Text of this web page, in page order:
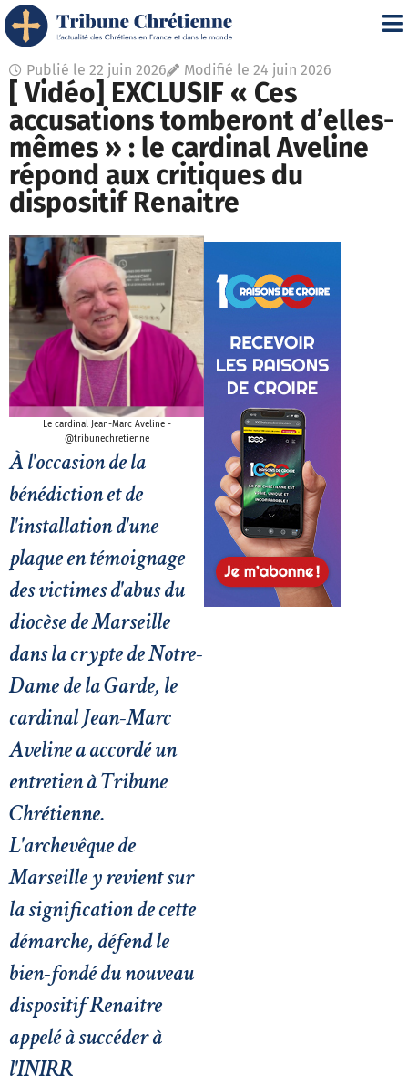
Publié le 22 juin 2026 Modifié le 24 juin 2026
[ Vidéo] EXCLUSIF « Ces
accusations tomberont d’elles-
mêmes » : le cardinal Aveline
répond aux critiques du
dispositif Renaitre
Le cardinal Jean-Marc Aveline -
@tribunechretienne
À l'occasion de la
bénédiction et de
l'installation d'une
plaque en témoignage
des victimes d'abus du
diocèse de Marseille
dans la crypte de Notre-
Dame de la Garde, le
cardinal Jean-Marc
Aveline a accordé un
entretien à Tribune
Chrétienne.
L'archevêque de
Marseille y revient sur
la signification de cette
démarche, défend le
bien-fondé du nouveau
dispositif Renaitre
appelé à succéder à
l'INIRR